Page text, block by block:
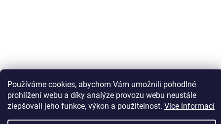
Používáme cookies, abychom Vám umožnili pohodlné
prohlížení webu a díky analýze provozu webu neustále
zlepšovali jeho funkce, výkon a použitelnost. Více informací
Sledovat na Instagramu
Vytvořil Shoptet